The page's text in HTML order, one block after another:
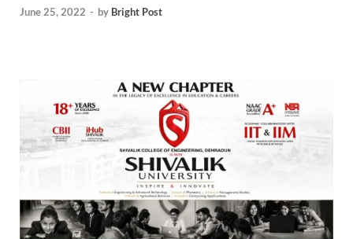
June 25, 2022 - by Bright Post